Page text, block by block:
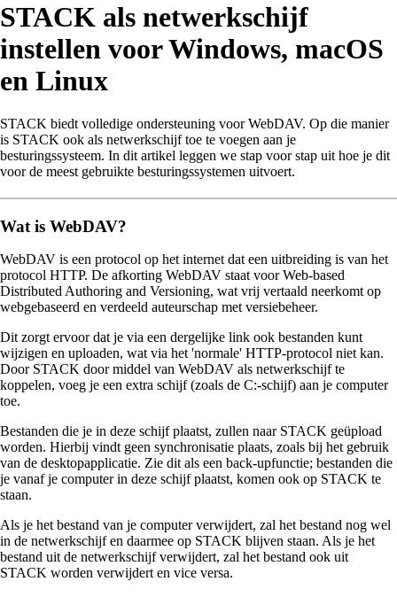
STACK als netwerkschijf
instellen voor Windows, macOS
en Linux
STACK biedt volledige ondersteuning voor WebDAV. Op die manier
is STACK ook als netwerkschijf toe te voegen aan je
besturingssysteem. In dit artikel leggen we stap voor stap uit hoe je dit
voor de meest gebruikte besturingssystemen uitvoert.
Wat is WebDAV?
WebDAV is een protocol op het internet dat een uitbreiding is van het
protocol HTTP. De afkorting WebDAV staat voor Web-based
Distributed Authoring and Versioning, wat vrij vertaald neerkomt op
webgebaseerd en verdeeld auteurschap met versiebeheer.
Dit zorgt ervoor dat je via een dergelijke link ook bestanden kunt
wijzigen en uploaden, wat via het 'normale' HTTP-protocol niet kan.
Door STACK door middel van WebDAV als netwerkschijf te
koppelen, voeg je een extra schijf (zoals de C:-schijf) aan je computer
toe.
Bestanden die je in deze schijf plaatst, zullen naar STACK geüpload
worden. Hierbij vindt geen synchronisatie plaats, zoals bij het gebruik
van de desktopapplicatie. Zie dit als een back-upfunctie; bestanden die
je vanaf je computer in deze schijf plaatst, komen ook op STACK te
staan.
Als je het bestand van je computer verwijdert, zal het bestand nog wel
in de netwerkschijf en daarmee op STACK blijven staan. Als je het
bestand uit de netwerkschijf verwijdert, zal het bestand ook uit
STACK worden verwijdert en vice versa.